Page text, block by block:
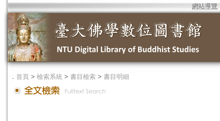
網站導覽
． 首頁 > 檢索系統 > 書目檢索 > 書目明細